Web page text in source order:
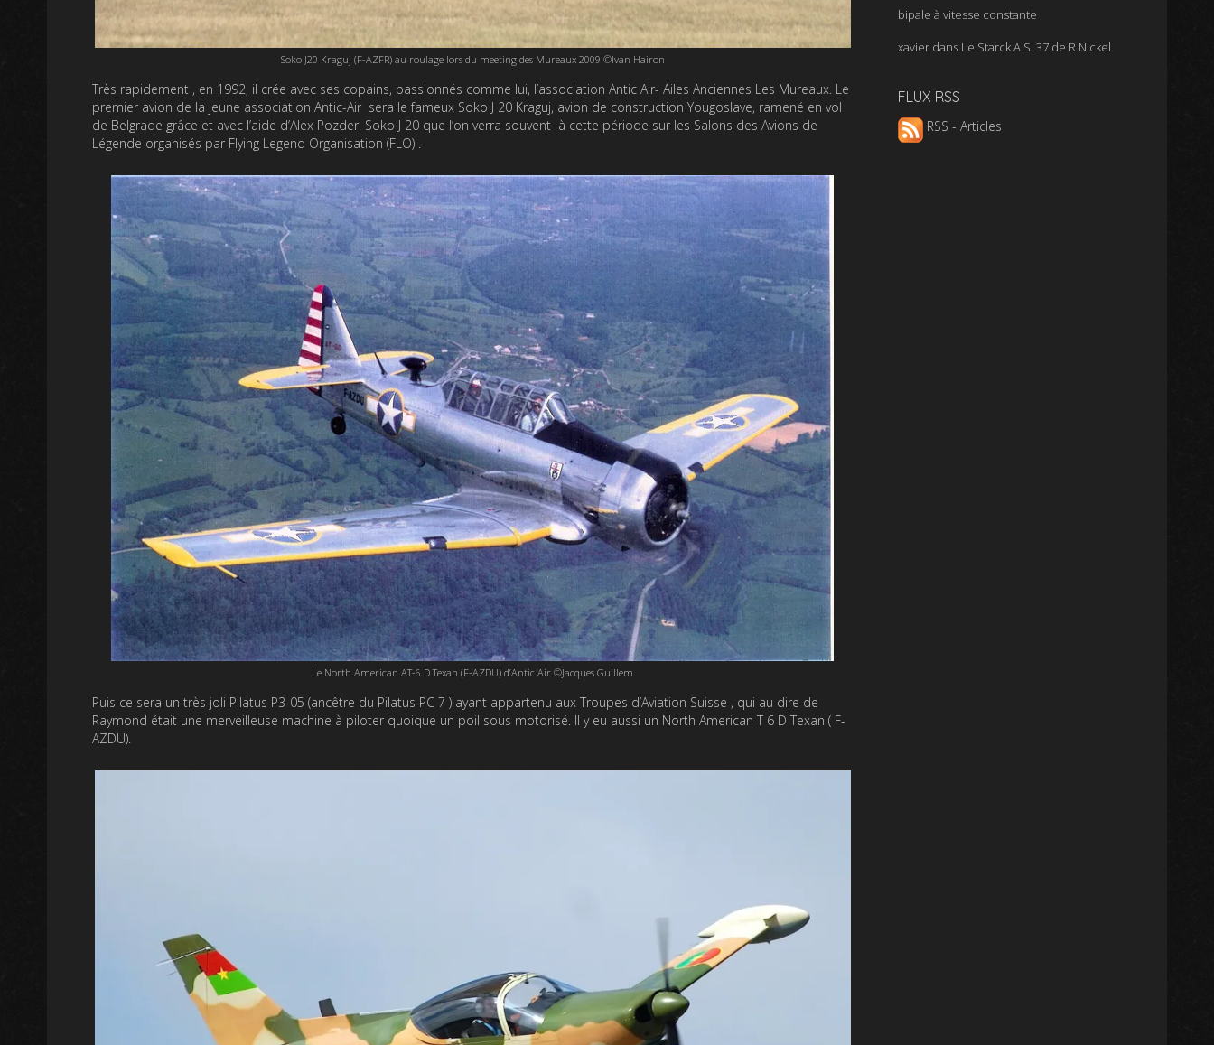
Soko J20 Kraguj (F-AZFR) au roulage lors du meeting des Mureaux 2009 ©Ivan Hairon
Très rapidement , en 1992, il crée avec ses copains, passionnés comme lui, l’association Antic Air- Ailes Anciennes Les Mureaux. Le
premier avion de la jeune association Antic-Air sera le fameux Soko J 20 Kraguj, avion de construction Yougoslave, ramené en vol
de Belgrade grâce et avec l’aide d’Alex Pozder. Soko J 20 que l’on verra souvent à cette période sur les Salons des Avions de
Légende organisés par Flying Legend Organisation (FLO) .
Le North American AT-6 D Texan (F-AZDU) d’Antic Air ©Jacques Guillem
Puis ce sera un très joli Pilatus P3-05 (ancêtre du Pilatus PC 7 ) ayant appartenu aux Troupes d’Aviation Suisse , qui au dire de
Raymond était une merveilleuse machine à piloter quoique un poil sous motorisé. Il y eu aussi un North American T 6 D Texan ( F-
AZDU).
bipale à vitesse constante
xavier dans Le Starck A.S. 37 de R.Nickel
FLUX RSS
RSS - Articles